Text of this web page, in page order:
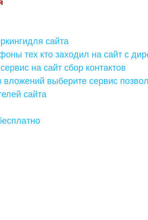
сайта
тех кто заходил на сайт с
на сайт сбор контактов
вложений выберите сервис
сайта